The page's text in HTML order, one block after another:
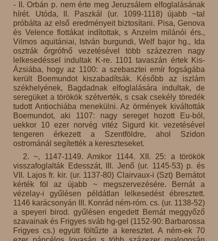
- II. Orbán p. nem érte meg Jeruzsálem elfoglalásának
hírét. Utóda, II. Paszkál (ur. 1099-1118) újabb ~tal
próbálta az első eredményeit biztosítani. Pisa, Genova
és Velence flottákat indítottak, s Anzelm milánói érs.,
Vilmos aquitániai, István burgundi, Welf bajor hg., Ida
osztrák őrgrófnő vezetésével több százezren nagy
lelkesedéssel indultak K-re. 1101 tavaszán értek Kis-
Ázsiába, hogy az 1100: a szebasztei emír fogságába
került Boemundot kiszabadítsák. Később az iszlám
székhelyének, Bagdadnak elfoglalására indultak, de
seregüket a törökök szétverték, s csak csekély töredék
tudott Antiochiába menekülni. Az örmények kiváltották
Boemundot, aki 1107: nagy sereget hozott Eu-ból,
uekkor 10 ezer norvég vitéz Sigurd kir. vezetésével
tengeren érkezett a Szentföldre, ahol Szidon
ostrománál segítették a kereszteseket.
2. ~, 1147-1149. Amikor 1144. XII. 25: a törökök
visszafoglalták Edesszát, III. Jenő (ur. 1145-53) p. és
VII. Lajos fr. kir. (ur. 1137-80) Clairvaux-i (Szt) Bernátot
kérték föl az újabb ~ megszervezésére. Bernát a
vézelay-i gyűlésen példátlan lelkesedést ébresztett.
1146 karácsonyán III. Konrád ném-róm. cs. (ur. 1138-52)
a speyeri birod. gyűlésen engedett Bernát meggyőző
szavainak és Frigyes sváb hg-gel (1152-90: Barbarossa
Frigyes cs.) együtt föltűzte a keresztet. A ném-ek 70